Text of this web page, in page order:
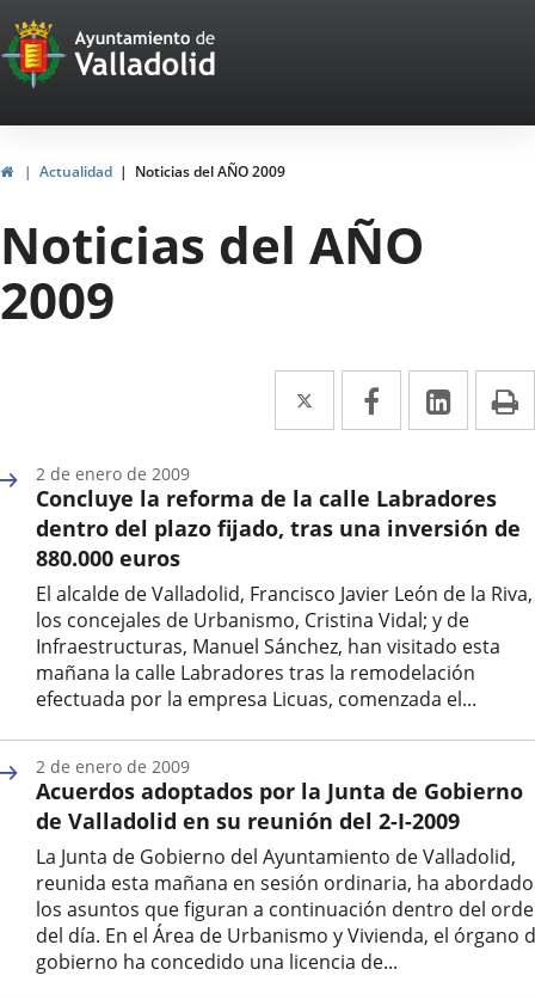
Portal
Web
del
Ayuntamiento
de
Valladolid
InicioActualidad Noticias del AÑO 2009
Noticias del AÑO
2009
Twitter
Enlace
a
aplicación
Facebook
Enlace
a
aplicación
Enlace
a
Concluye la reforma de la calle Labradores
dentro del plazo fijado, tras una inversión de
880.000 euros
El alcalde de Valladolid, Francisco Javier León de la
los concejales de Urbanismo, Cristina Vidal; y de
Infraestructuras, Manuel Sánchez, han visitado esta
mañana la calle Labradores tras la remodelación
efectuada por la empresa Licuas, comenzada el...
la
noticia
2 de enero de 2009
Acuerdos adoptados por la Junta de Gobierno
de Valladolid en su reunión del 2-I-2009
La Junta de Gobierno del Ayuntamiento de Valladolid,
reunida esta mañana en sesión ordinaria, ha abordado
los asuntos que figuran a continuación dentro del
del día. En el Área de Urbanismo y Vivienda, el órgano
gobierno ha concedido una licencia de...
2 de enero de 2009